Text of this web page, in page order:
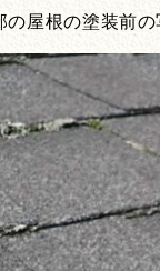
屋根の塗装前の